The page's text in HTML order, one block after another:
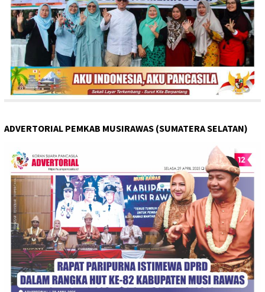
ADVERTORIAL PEMKAB MUSIRAWAS (SUMATERA SELATAN)